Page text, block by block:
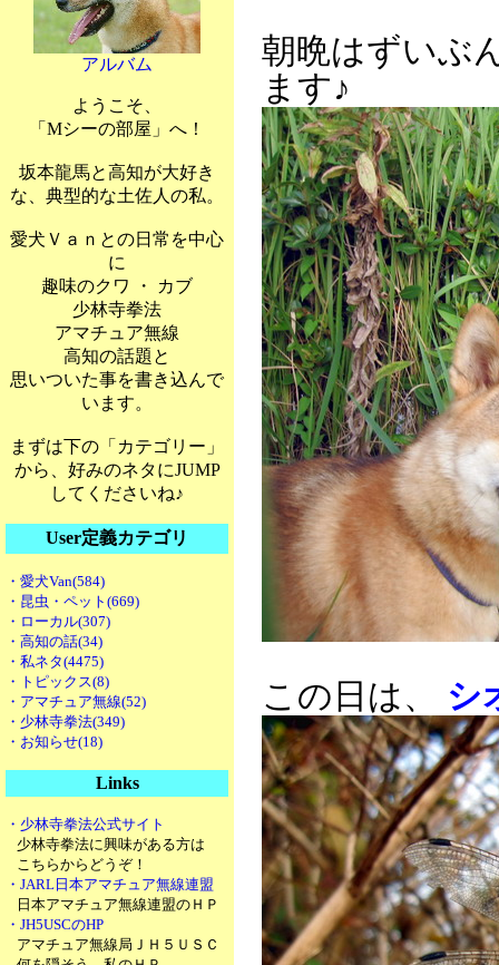
アルバム
ようこそ、
「Mシーの部屋」へ！
坂本龍馬と高知が大好き
な、典型的な土佐人の私。
愛犬Ｖａｎとの日常を中心
に
趣味のクワ ・ カブ
少林寺拳法
アマチュア無線
高知の話題と
思いついた事を書き込んで
います。
まずは下の「カテゴリー」
から、好みのネタにJUMP
してくださいね♪
User定義カテゴリ
・愛犬Van(584)
・昆虫・ペット(669)
・ローカル(307)
・高知の話(34)
・私ネタ(4475)
・トピックス(8)
・アマチュア無線(52)
・少林寺拳法(349)
・お知らせ(18)
Links
・少林寺拳法公式サイト
少林寺拳法に興味がある方は
こちらからどうぞ！
・JARL日本アマチュア無線連盟
日本アマチュア無線連盟のＨＰ
・JH5USCのHP
アマチュア無線局ＪＨ５ＵＳＣ
朝晩はずいぶ
ます♪
この日は、 シ